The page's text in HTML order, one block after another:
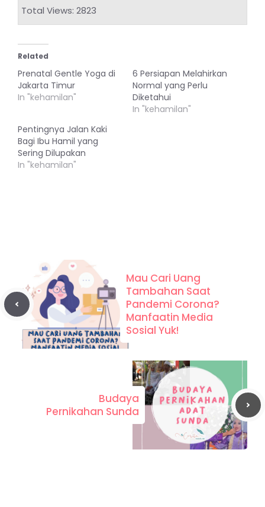
Total Views: 2823
Related
Prenatal Gentle Yoga di
Jakarta Timur
In "kehamilan"
6 Persiapan Melahirkan
Normal yang Perlu
Diketahui
In "kehamilan"
Pentingnya Jalan Kaki
Bagi Ibu Hamil yang
Sering Dilupakan
In "kehamilan"
Mau Cari Uang
Tambahan Saat
Pandemi Corona?
Manfaatin Media
Sosial Yuk!
Budaya
Pernikahan Sunda